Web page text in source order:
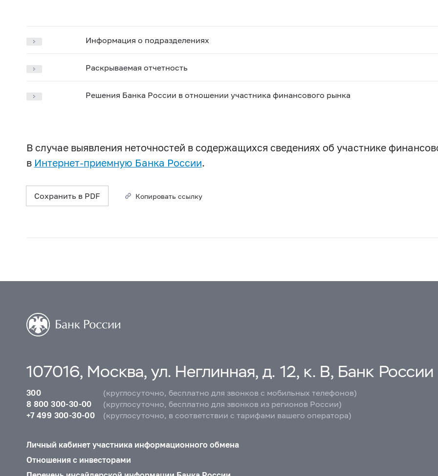
Информация о подразделениях
Раскрываемая отчетность
Решения Банка России в отношении участника финансового рынка
В случае выявления неточностей в содержащихся сведениях об участнике
в Интернет-приемную Банка России.
Сохранить в PDF Копировать ссылку
107016, Москва, ул. Неглинная, д. 12, к. В, Банк России
300
(круглосуточно, бесплатно для звонков с мобильных телефонов)
8 800 300-30-00
(круглосуточно, бесплатно для звонков из регионов России)
+7 499 300-30-00
(круглосуточно, в соответствии с тарифами вашего оператора)
Личный кабинет участника информационного обмена
Отношения с инвесторами